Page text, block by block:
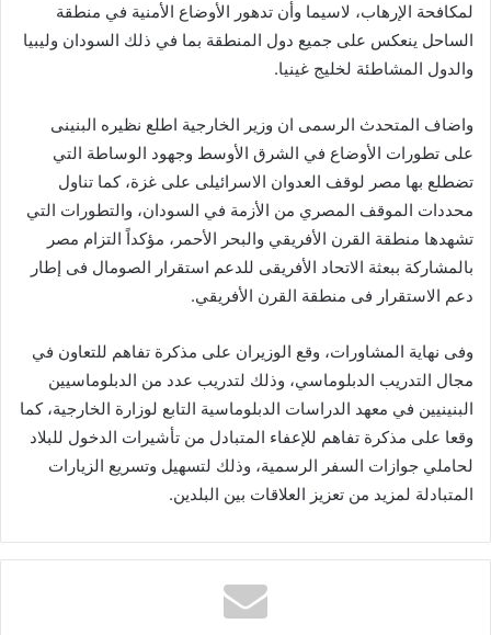
لمكافحة الإرهاب، لاسيما وأن تدهور الأوضاع الأمنية في منطقة
الساحل ينعكس على جميع دول المنطقة بما في ذلك السودان وليبيا
والدول المشاطئة لخليج غينيا.
واضاف المتحدث الرسمى ان وزير الخارجية اطلع نظيره البنينى
على تطورات الأوضاع في الشرق الأوسط وجهود الوساطة التي
تضطلع بها مصر لوقف العدوان الاسرائيلى على غزة، كما تناول
محددات الموقف المصري من الأزمة في السودان، والتطورات التي
تشهدها منطقة القرن الأفريقي والبحر الأحمر، مؤكداً التزام مصر
بالمشاركة ببعثة الاتحاد الأفريقى للدعم استقرار الصومال فى إطار
دعم الاستقرار فى منطقة القرن الأفريقي.
وفى نهاية المشاورات، وقع الوزيران على مذكرة تفاهم للتعاون في
مجال التدريب الدبلوماسي، وذلك لتدريب عدد من الدبلوماسيين
البنينيين في معهد الدراسات الدبلوماسية التابع لوزارة الخارجية، كما
وقعا على مذكرة تفاهم للإعفاء المتبادل من تأشيرات الدخول للبلاد
لحاملي جوازات السفر الرسمية، وذلك لتسهيل وتسريع الزيارات
المتبادلة لمزيد من تعزيز العلاقات بين البلدين.